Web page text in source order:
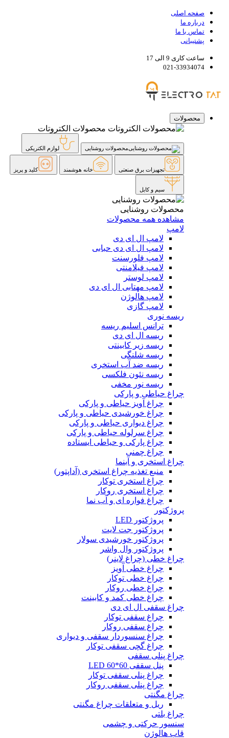
صفحه اصلی
درباره ما
تماس با ما
پشتیبانی
ساعت کاری 9 الی 17
021-33934074
محصولات
محصولات الکتروتات
محصولات روشنایی لوازم الکتریکی
تجهیزات برق صنعتی خانه هوشمند کلید و پریز
سیم و کابل
محصولات روشنایی
مشاهده همه محصولات
لامپ
لامپ ال ای دی
لامپ ال ای دی حبابی
لامپ فلورسنت
لامپ فیلامنتی
لامپ لوستر
لامپ مهتابی ال ای دی
لامپ هالوژن
لامپ گازی
ریسه نوری
ترانس اسلیم ریسه
ریسه ال ای دی
ریسه زیر کابینتی
ریسه شلنگی
ریسه ضد آب استخری
ریسه نئون فلکسی
ریسه نور مخفی
چراغ حیاطی و پارکی
چراغ آویز حیاطی و پارکی
چراغ خورشیدی حیاطی و پارکی
چراغ دیواری حیاطی و پارکی
چراغ سرلوله حیاطی و پارکی
چراغ پارکی و حیاطی ایستاده
چراغ چمنی
چراغ استخری و آبنما
منبع تغذیه چراغ استخری (آداپتور)
چراغ استخری توکار
چراغ استخری روکار
چراغ فواره ای و آب نما
پروژکتور
پروژکتور LED
پروژکتور جت لایت
پروژکتور خورشیدی سولار
پروژکتور وال واشر
چراغ خطی (چراغ لاینر)
چراغ خطی آویز
چراغ خطی توکار
چراغ خطی روکار
چراغ خطی کمد و کابینت
چراغ سقفی ال ای دی
چراغ سقفی توکار
چراغ سقفی روکار
چراغ سنسوردار سقفی و دیواری
چراغ گچی سقفی توکار
چراغ پنلی سقفی
پنل سقفی 60*60 LED
چراغ پنلی سقفی توکار
چراغ پنلی سقفی روکار
چراغ مگنتی
ریل و متعلقات چراغ مگنتی
چراغ بلتی
سنسور حرکتی و چشمی
قاب هالوژن